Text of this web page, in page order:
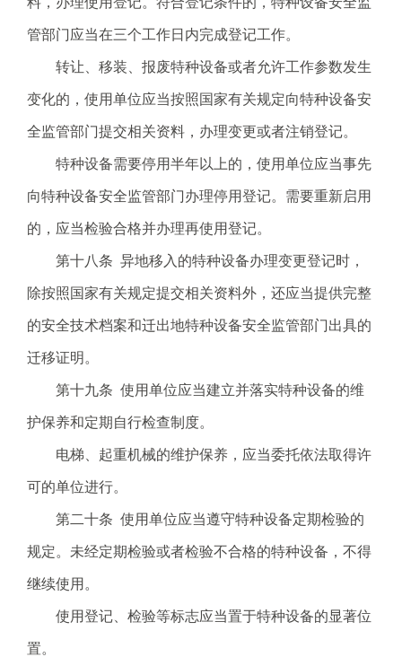
管部门应当在三个工作日内完成登记工作。
转让、移装、报废特种设备或者允许工作参数发生
变化的，使用单位应当按照国家有关规定向特种设备安
全监管部门提交相关资料，办理变更或者注销登记。
特种设备需要停用半年以上的，使用单位应当事先
向特种设备安全监管部门办理停用登记。需要重新启用
的，应当检验合格并办理再使用登记。
第十八条 异地移入的特种设备办理变更登记时，
除按照国家有关规定提交相关资料外，还应当提供完整
的安全技术档案和迁出地特种设备安全监管部门出具的
迁移证明。
第十九条 使用单位应当建立并落实特种设备的维
护保养和定期自行检查制度。
电梯、起重机械的维护保养，应当委托依法取得许
可的单位进行。
第二十条 使用单位应当遵守特种设备定期检验的
规定。未经定期检验或者检验不合格的特种设备，不得
继续使用。
使用登记、检验等标志应当置于特种设备的显著位
置。